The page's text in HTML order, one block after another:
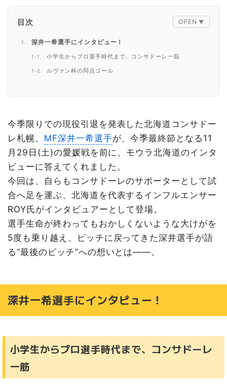
目次
深井一希選手にインタビュー！
小学生からプロ選手時代まで、コンサドーレ一筋
ルヴァン杯の同点ゴール
永久保存版 ありがとう不屈の漢 深井一希特集 クラブオ
フィシャルBlu-ray/DVD 発売決定！
サッカー観戦初心者でも楽しめる！
レゼント
子ども連れも安心！ドーレくんひろばで遊ぼう
2025シーズン最終戦は11月29日(土)に開催！チケットは
好評発売中
※応募は締め切りました
【読者プレゼント】最終戦ペアチケットやサイン入りレプ
リカユニフォームが当たる！
今季限りでの現役引退を発表した北海道コンサドー
レ札幌、 MF深井一希選手が、今季最終節となる11
月29日(土)の愛媛戦を前に、モウラ北海道のインタ
ビューに答えてくれました。
今回は、自らもコンサドーレのサポーターとして試
合へ足を運ぶ、北海道を代表するインフルエンサー
ROY氏がインタビュアーとして登場。
選手生命が終わってもおかしくないような大けがを
5度も乗り越え、ピッチに戻ってきた深井選手が語
る”最後のピッチ”への想いとは——。
深井一希選手にインタビュー！
小学生からプロ選手時代まで、コンサドーレ
一筋